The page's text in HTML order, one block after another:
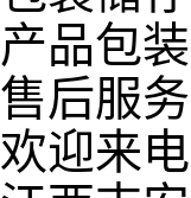
产品包
售后服
欢迎来